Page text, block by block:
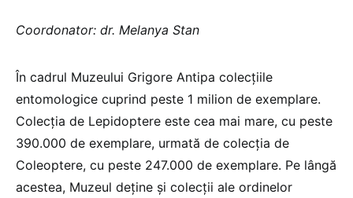
Coordonator: dr. Melanya Stan
În cadrul Muzeului Grigore Antipa colecțiile
entomologice cuprind peste 1 milion de exemplare.
Colecția de Lepidoptere este cea mai mare, cu peste
390.000 de exemplare, urmată de colecția de
Coleoptere, cu peste 247.000 de exemplare. Pe lângă
acestea, Muzeul deține și colecții ale ordinelor